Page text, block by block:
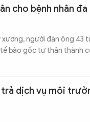
cho bệnh nhân
người đàn ông 43
bào gốc tự thân thành
dịch vụ môi